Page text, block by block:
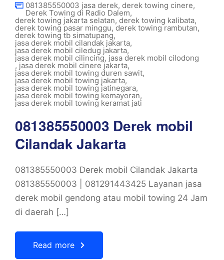
081385550003 jasa derek, derek towing cinere,
Derek Towing di Radio Dalem,
derek towing jakarta selatan, derek towing kalibata,
derek towing pasar minggu, derek towing rambutan,
derek towing tb simatupang,
jasa derek mobil cilandak jakarta,
jasa derek mobil ciledug jakarta,
jasa derek mobil cilincing, jasa derek mobil cilodong
, jasa derek mobil cinere jakarta,
jasa derek mobil towing duren sawit,
jasa derek mobil towing jakarta,
jasa derek mobil towing jatinegara,
jasa derek mobil towing kemayoran,
jasa derek mobil towing keramat jati
081385550003 Derek mobil
Cilandak Jakarta
081385550003 Derek mobil Cilandak Jakarta
081385550003 | 081291443425 Layanan jasa
derek mobil gendong atau mobil towing 24 Jam
di daerah […]
Read more